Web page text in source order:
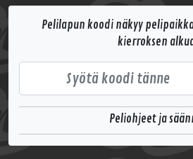
Pelilapun koodi näkyy
kierroksen
Peliohjeet ja